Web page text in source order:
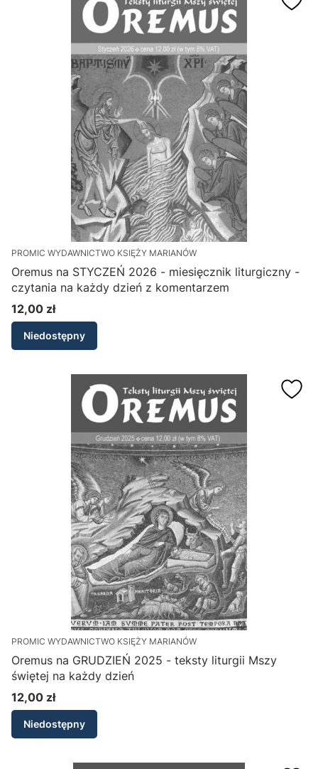
PROMIC WYDAWNICTWO KSIĘŻY MARIANÓW
Oremus na STYCZEŃ 2026 - miesięcznik liturgiczny -
czytania na każdy dzień z komentarzem
Cena
12,00 zł
Niedostępny
PROMIC WYDAWNICTWO KSIĘŻY MARIANÓW
Oremus na GRUDZIEŃ 2025 - teksty liturgii Mszy
świętej na każdy dzień
Cena
12,00 zł
Niedostępny